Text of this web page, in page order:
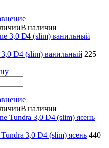
В наличии
D4 (slim) ванильный 225
В наличии
3,0 D4 (slim) ясень 440